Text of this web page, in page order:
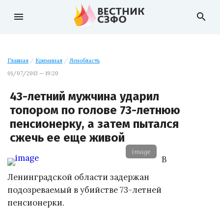
menu search
Главная / Криминал / Ленобласть
01/07/2013 — 19:20
43-летний мужчина ударил
топором по голове 73-летнюю
пенсионерку, а затем пытался
сжечь ее еще живой
image
В
Ленинградской области задержан
подозреваемый в убийстве 73-летней
пенсионерки.